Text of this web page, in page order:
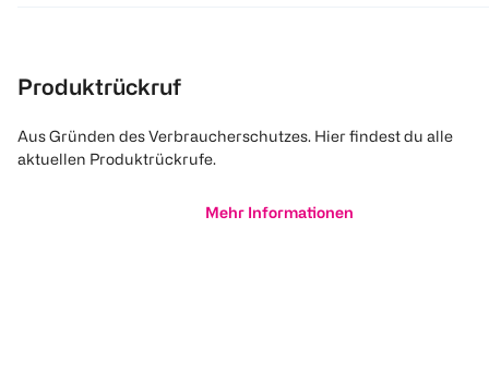
Produktrückruf
Aus Gründen des Verbraucherschutzes. Hier findest du alle
aktuellen Produktrückrufe.
Mehr Informationen